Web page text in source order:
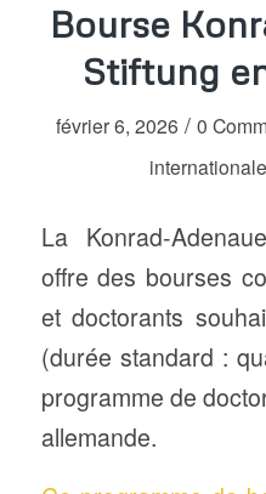
Bourse
Stiftung
février 6, 2026 / 0
La Konrad-
offre des bourses
et doctorants
(durée standard :
programme de
allemande.